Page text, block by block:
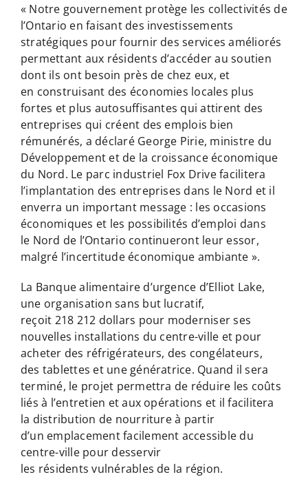
« Notre gouvernement protège les collectivités de
l’Ontario en faisant des investissements
stratégiques pour fournir des services améliorés
permettant aux résidents d’accéder au soutien
dont ils ont besoin près de chez eux, et
en construisant des économies locales plus
fortes et plus autosuffisantes qui attirent des
entreprises qui créent des emplois bien
rémunérés, a déclaré George Pirie, ministre du
Développement et de la croissance économique
du Nord. Le parc industriel Fox Drive facilitera
l’implantation des entreprises dans le Nord et il
enverra un important message : les occasions
économiques et les possibilités d’emploi dans
le Nord de l’Ontario continueront leur essor,
malgré l’incertitude économique ambiante ».
La Banque alimentaire d’urgence d’Elliot Lake,
une organisation sans but lucratif,
reçoit 218 212 dollars pour moderniser ses
nouvelles installations du centre-ville et pour
acheter des réfrigérateurs, des congélateurs,
des tablettes et une génératrice. Quand il sera
terminé, le projet permettra de réduire les coûts
liés à l’entretien et aux opérations et il facilitera
la distribution de nourriture à partir
d’un emplacement facilement accessible du
centre-ville pour desservir
les résidents vulnérables de la région.